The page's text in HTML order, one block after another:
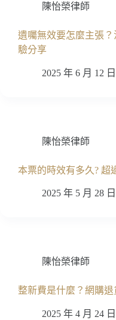
陳怡榮律師
遺囑無效要怎麼主張
驗分享
2025 年 6 月 12 日
陳怡榮律師
本票的時效有多久? 超
2025 年 5 月 28 日
陳怡榮律師
整新費是什麼？網購
2025 年 4 月 24 日